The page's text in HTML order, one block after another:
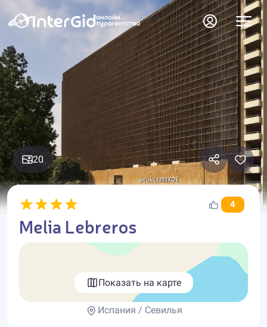
20
4
Melia Lebreros
Показать на карте
Испания / Севилья